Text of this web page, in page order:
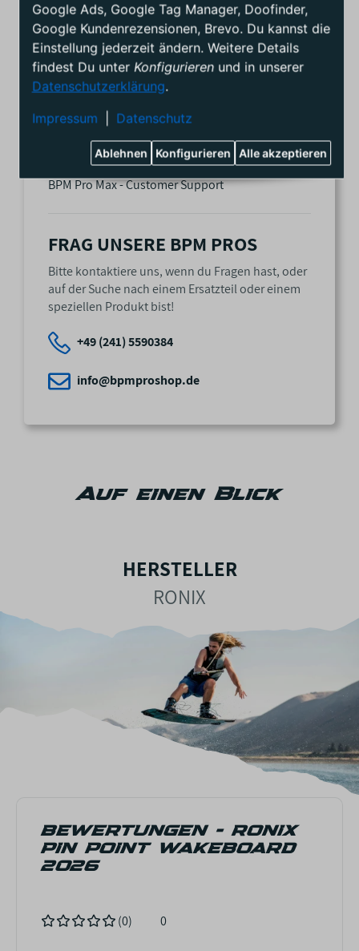
Beim Wakeboarden ziehe ich mit euch
an einem Strang, um sicherzustellen,
dass ihr die Wellen mit Stil und Freude
meistert.
BPM Pro Max - Customer Support
FRAG UNSERE BPM PROS
Bitte kontaktiere uns, wenn du Fragen hast, oder
auf der Suche nach einem Ersatzteil oder einem
speziellen Produkt bist!
+49 (241) 5590384
info@bpmproshop.de
Auf einen Blick
HERSTELLER
RONIX
BEWERTUNGEN - RONIX
PIN POINT WAKEBOARD
2026
(0) 0
Google Ads, Google Tag Manager, Doofinder,
Google Kundenrezensionen, Brevo. Du kannst die
Einstellung jederzeit ändern. Weitere Details
findest Du unter Konfigurierenund in unserer
Datenschutzerklärung.
Impressum
Datenschutz
Alle akzeptieren
Konfigurieren
Ablehnen